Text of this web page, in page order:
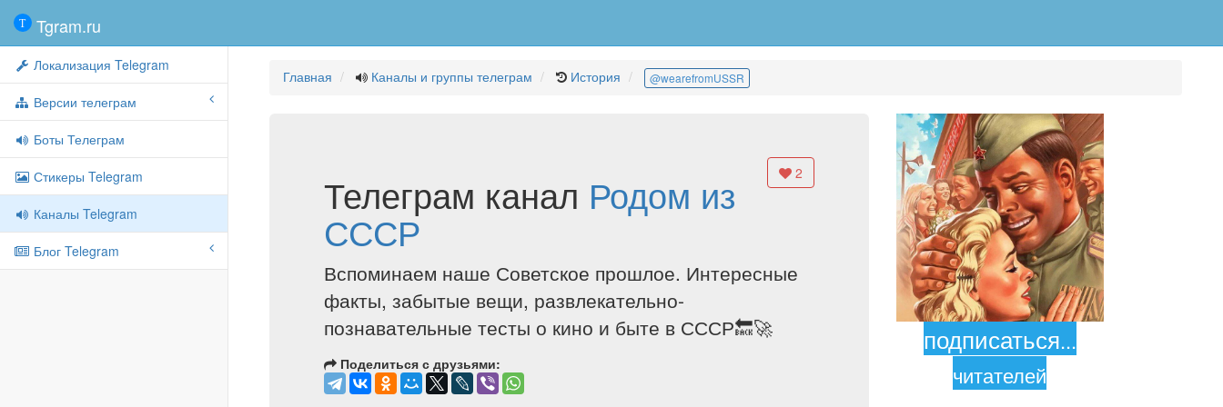
Tgram.ru
Локализация Telegram
Версии телеграм
Боты Телеграм
Стикеры Telegram
Каналы Telegram
Блог Telegram
Главная Каналы и группы телеграм История @wearefromUSSR
2
Телеграм канал Родом из
СССР
Вспоминаем наше Советское прошлое. Интересные
факты, забытые вещи, развлекательно-
познавательные тесты о кино и быте в СССР🔙🚀
Поделиться с друзьями:
подписаться...
читателей